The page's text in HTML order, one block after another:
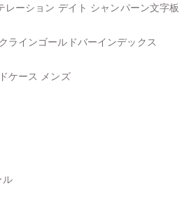
レーション デイト シャンパーン文字板
ラインゴールドバーインデックス
ケース メンズ
ル